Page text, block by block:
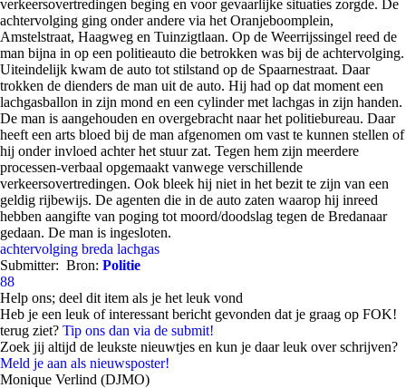
verkeersovertredingen beging en voor gevaarlijke situaties zorgde. De
achtervolging ging onder andere via het Oranjeboomplein,
Amstelstraat, Haagweg en Tuinzigtlaan. Op de Weerrijssingel reed de
man bijna in op een politieauto die betrokken was bij de achtervolging.
Uiteindelijk kwam de auto tot stilstand op de Spaarnestraat. Daar
trokken de dienders de man uit de auto. Hij had op dat moment een
lachgasballon in zijn mond en een cylinder met lachgas in zijn handen.
De man is aangehouden en overgebracht naar het politiebureau. Daar
heeft een arts bloed bij de man afgenomen om vast te kunnen stellen of
hij onder invloed achter het stuur zat. Tegen hem zijn meerdere
processen-verbaal opgemaakt vanwege verschillende
verkeersovertredingen. Ook bleek hij niet in het bezit te zijn van een
geldig rijbewijs. De agenten die in de auto zaten waarop hij inreed
hebben aangifte van poging tot moord/doodslag tegen de Bredanaar
gedaan. De man is ingesloten.
achtervolging breda lachgas
Submitter: Bron: Politie
88
Help ons; deel dit item als je het leuk vond
Heb je een leuk of interessant bericht gevonden dat je graag op FOK!
terug ziet? Tip ons dan via de submit!
Zoek jij altijd de leukste nieuwtjes en kun je daar leuk over schrijven?
Meld je aan als nieuwsposter!
Monique Verlind (DJMO)